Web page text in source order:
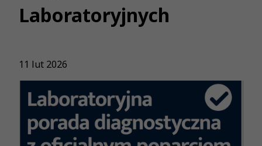
Laboratoryjnych
11 lut 2026